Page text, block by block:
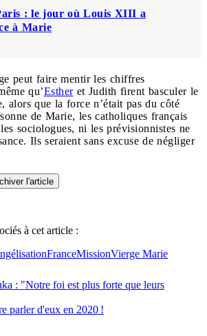
: le jour où Louis XIII a
à Marie
peut faire mentir les chiffres
qu’Estheret Judith firent basculer le
alors que la force n’était pas du côté
de Marie, les catholiques français
sociologues, ni les prévisionnistes ne
Ils seraient sans excuse de négliger
l'article
à cet article :
FranceMissionVierge Marie
: "Notre foi est plus forte que leurs
parler d'eux en 2020 !